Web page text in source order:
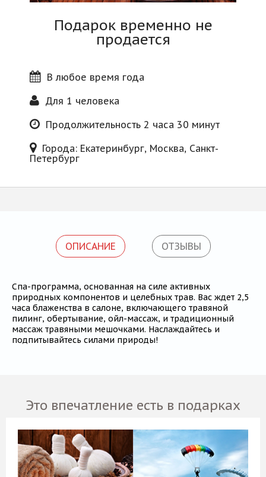
Блог
Подарок временно не
продается
В любое время года
Для 1 человека
Продолжительность 2 часа 30 минут
Города: Екатеринбург, Москва, Санкт-
Петербург
ОПИСАНИЕ ОТЗЫВЫ
Спа-программа, основанная на силе активных
природных компонентов и целебных трав. Вас ждет 2,5
часа блаженства в салоне, включающего травяной
пилинг, обертывание, ойл-массаж, и традиционный
массаж травяными мешочками. Наслаждайтесь и
подпитывайтесь силами природы!
Это впечатление есть в подарках